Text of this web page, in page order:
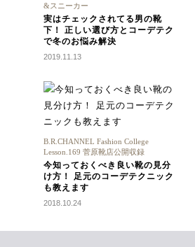
&スニーカー
実はチェックされてる男の靴
下！ 正しい選び方とコーデテク
で冬のお悩み解決
2019.11.13
B.R.CHANNEL Fashion College
Lesson.169 菅原靴店公開収録
今知っておくべき良い靴の見分
け方！ 足元のコーデテクニック
も教えます
2018.10.24